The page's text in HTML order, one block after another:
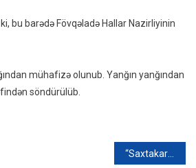
bu barədə Fövqəladə Hallar Nazirliyinin
mühafizə olunub. Yanğın yanğından
söndürülüb.
“Saxtakarlar ensiklopediyası”nın ictimai nəzarət səhifəsi